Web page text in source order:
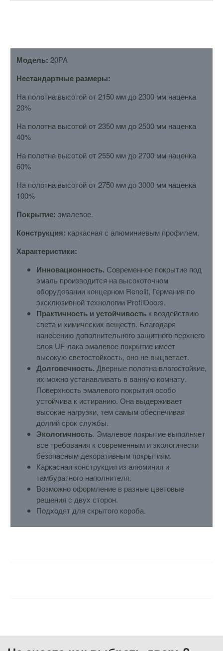
Модель: 20PA
Нестандартные размеры:
На полотна высотой от 2150 мм до 2300 мм наценка
20%
На полотна высотой от 2350 мм до 2500 мм наценка
40%
На полотна высотой от 2550 мм до 2700 мм наценка
60%
На полотна высотой от 2750 мм до 3000 мм наценка
100%
Покрытие: эмалевое.
Конструкция: каркасная с алюминиевым профилем.
Характеристики:
Инновационность. Современное покрытие под
эмаль производится на высокоточном
оборудовании концерном Renolit, Германия по
эксклюзивной технологии ProfilDoors.
Практичность и устойчивость к воздействию
света и химических веществ. Благодаря
нанесению дополнительного защитного верхнего
слоя UF-лака эмалевое покрытие имеет
высокую светостойкость, оно не выцветает.
Долговечность. Дверные полотна влагостойкие,
их можно устанавливать в ванную комнату.
Поверхность эмалевого покрытия особо
устойчива к истиранию. Она выдерживает
высокие нагрузки, тем самым обеспечивая
долгий срок службы.
Экологичность. Эмалевое покрытие выполняет
все требования к современным и экологически
безопасным декоративным покрытиям.
Каркасная конструкция из алюминия и
тамбуратного наполнителя.
Возможно оформление в разные цветовые
решения с двух сторон.
Подходят для скрытого короба.